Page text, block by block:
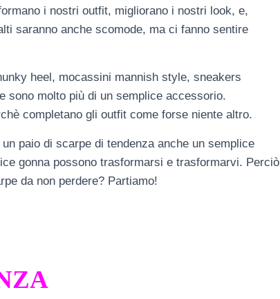
i nostri outfit, migliorano i nostri look, e,
saranno anche scomode, ma ci fanno sentire
heel, mocassini mannish style, sneakers
sono molto più di un semplice accessorio.
completano gli outfit come forse niente altro.
paio di scarpe di tendenza anche un semplice
gonna possono trasformarsi e trasformarvi. Perciò
da non perdere? Partiamo!